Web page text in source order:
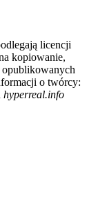
licencji
kopiowanie,
o twórcy:
hyperreal.info